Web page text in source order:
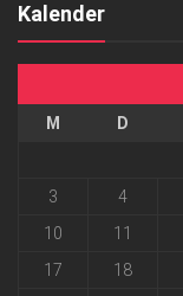
Kalender
M D
3
4
10
11
17
18